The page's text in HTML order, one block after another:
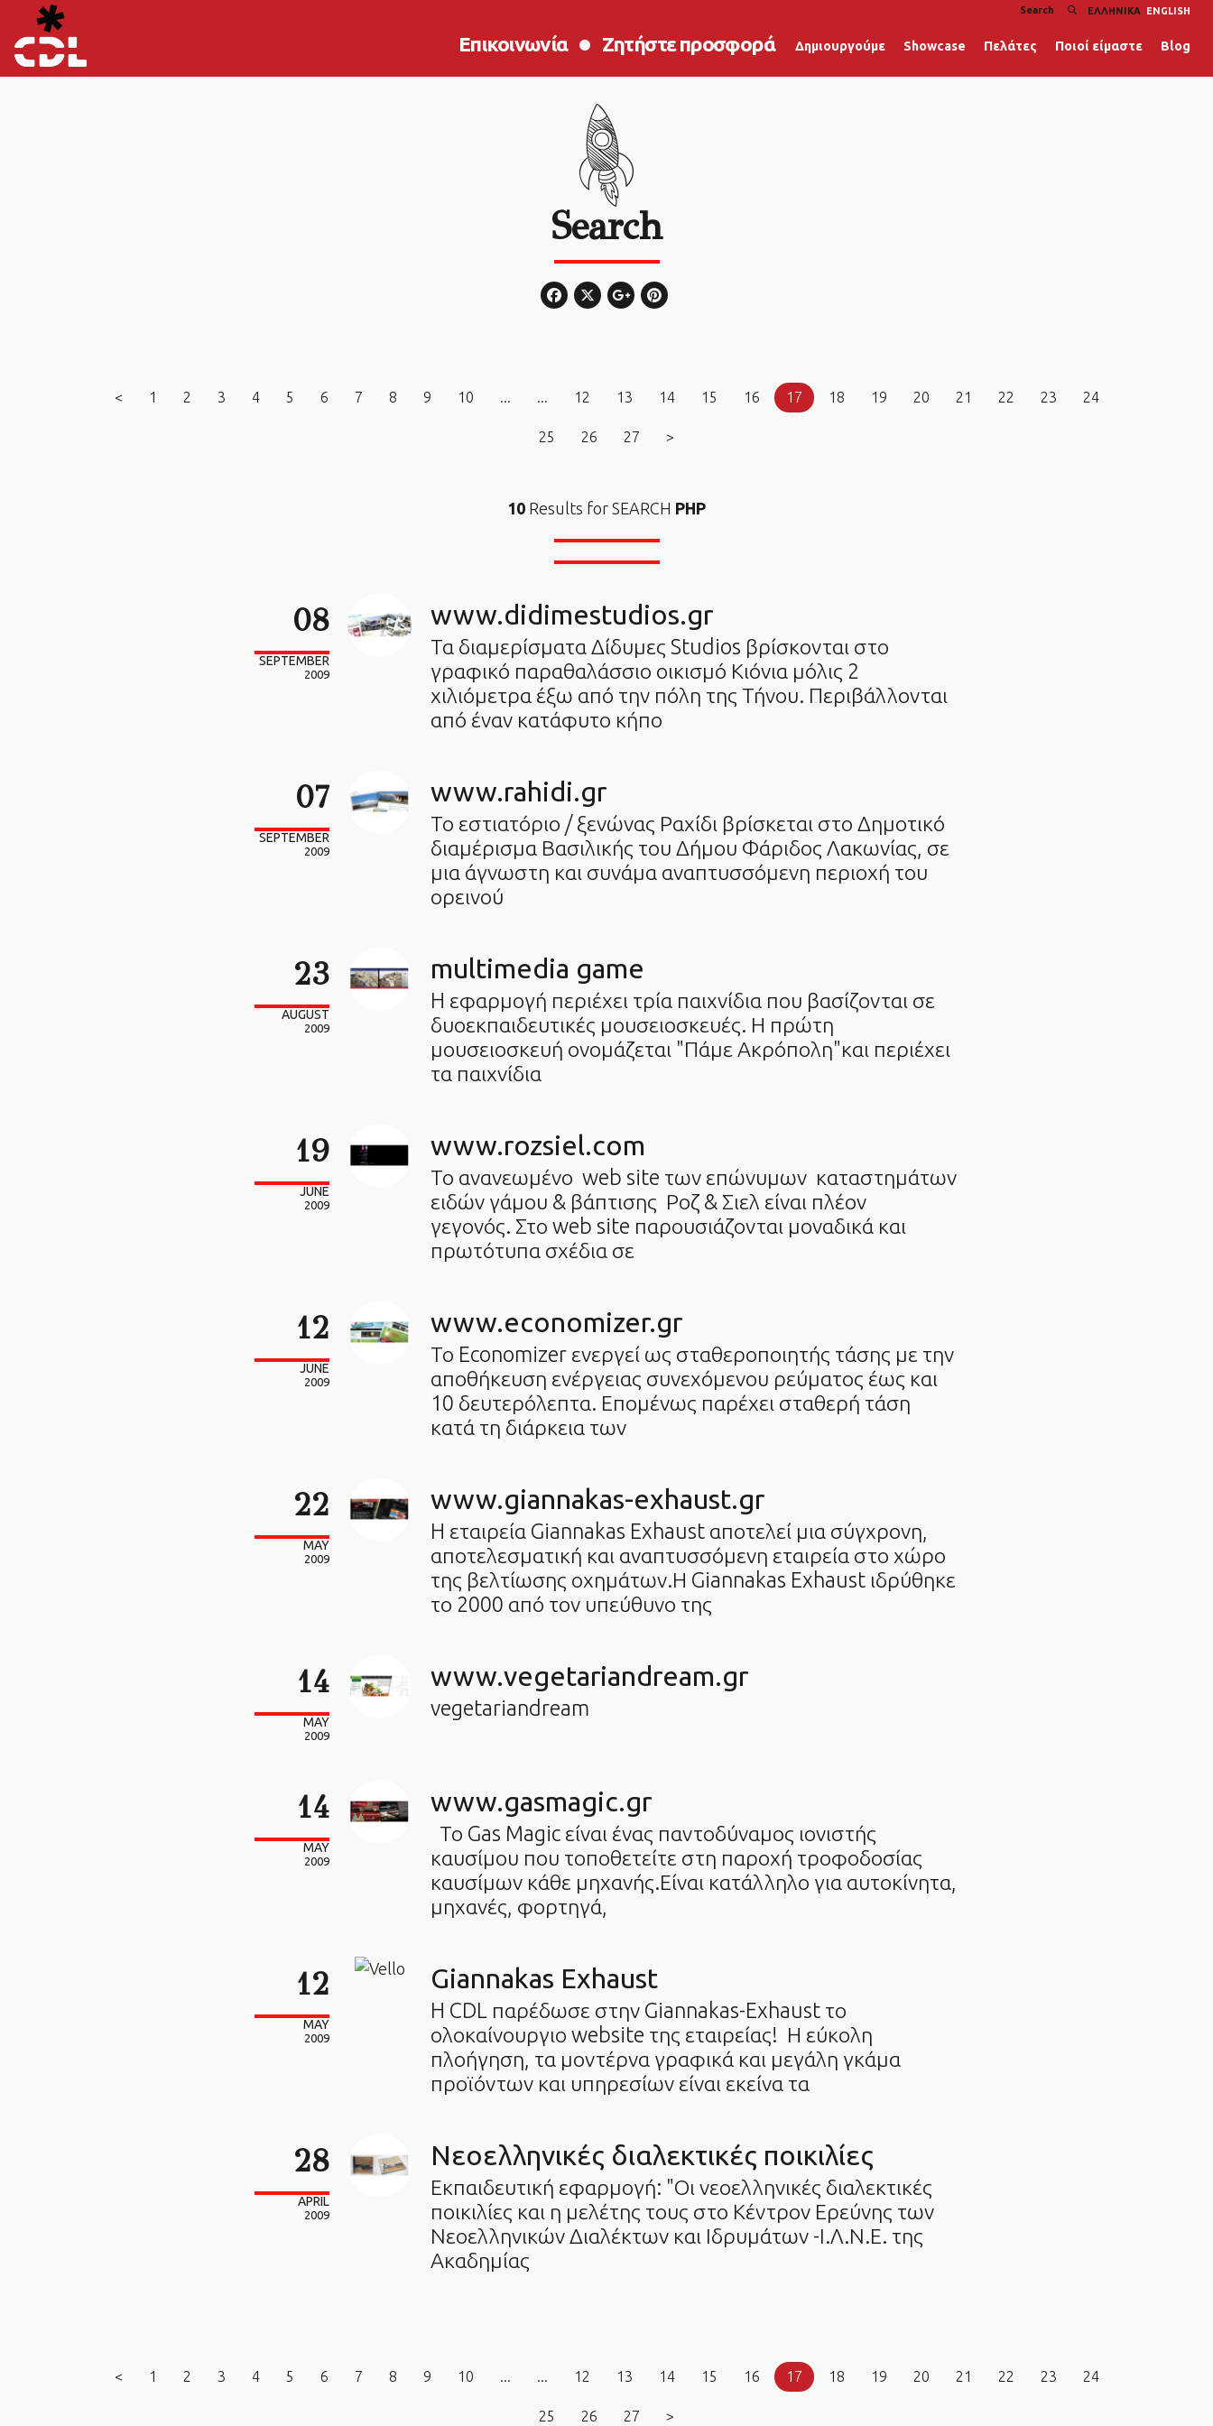
ΕΛΛΗΝΙΚΆ ENGLISH
Επικοινωνία Ζητήστε προσφορά Δημιουργούμε Showcase Πελάτες Ποιοί είμαστε Blog
Search
< 1 2 3 4 5 6 7 8 9 10 ... ... 12 13 14 15 16 17 18 19 20 21 22 23 24
25 26 27 >
10 Results for SEARCH PHP
08
SEPTEMBER
2009
www.didimestudios.gr
Τα διαμερίσματα Δίδυμες Studios βρίσκονται στο
γραφικό παραθαλάσσιο οικισμό Κιόνια μόλις 2
χιλιόμετρα έξω από την πόλη της Τήνου. Περιβάλλονται
από έναν κατάφυτο κήπο
07
SEPTEMBER
2009
www.rahidi.gr
Το εστιατόριο / ξενώνας Ραχίδι βρίσκεται στο Δημοτικό
διαμέρισμα Βασιλικής του Δήμου Φάριδος Λακωνίας, σε
μια άγνωστη και συνάμα αναπτυσσόμενη περιοχή του
ορεινού
23
AUGUST
2009
multimedia game
H εφαρμογή περιέχει τρία παιχνίδια που βασίζονται σε
δυοεκπαιδευτικές μουσειοσκευές. Η πρώτη
μουσειοσκευή ονομάζεται "Πάμε Ακρόπολη"και περιέχει
τα παιχνίδια
19
JUNE
2009
www.rozsiel.com
Το ανανεωμένο web site των επώνυμων καταστημάτων
ειδών γάμου & βάπτισης Ροζ & Σιελ είναι πλέον
γεγονός. Στο web site παρουσιάζονται μοναδικά και
πρωτότυπα σχέδια σε
12
JUNE
2009
www.economizer.gr
Το Economizer ενεργεί ως σταθεροποιητής τάσης με την
αποθήκευση ενέργειας συνεχόμενου ρεύματος έως και
10 δευτερόλεπτα. Επομένως παρέχει σταθερή τάση
κατά τη διάρκεια των
22
MAY
2009
www.giannakas-exhaust.gr
H εταιρεία Giannakas Exhaust αποτελεί μια σύγχρονη,
αποτελεσματική και αναπτυσσόμενη εταιρεία στο χώρο
της βελτίωσης οχημάτων.Η Giannakas Exhaust ιδρύθηκε
το 2000 από τον υπεύθυνο της
14
MAY
2009
www.vegetariandream.gr
vegetariandream
14
MAY
2009
www.gasmagic.gr
Το Gas Magic είναι ένας παντοδύναμος ιονιστής
καυσίμου που τοποθετείτε στη παροχή τροφοδοσίας
καυσίμων κάθε μηχανής.Είναι κατάλληλο για αυτοκίνητα,
μηχανές, φορτηγά,
12
MAY
2009
Giannakas Exhaust
H CDL παρέδωσε στην Giannakas-Exhaust το
ολοκαίνουργιο website της εταιρείας! Η εύκολη
πλοήγηση, τα μοντέρνα γραφικά και μεγάλη γκάμα
προϊόντων και υπηρεσίων είναι εκείνα τα
28
APRIL
2009
Νεοελληνικές διαλεκτικές ποικιλίες
Εκπαιδευτική εφαρμογή: "Οι νεοελληνικές διαλεκτικές
ποικιλίες και η μελέτης τους στο Κέντρον Ερεύνης των
Νεοελληνικών Διαλέκτων και Ιδρυμάτων -Ι.Λ.Ν.Ε. της
Ακαδημίας
< 1 2 3 4 5 6 7 8 9 10 ... ... 12 13 14 15 16 17 18 19 20 21 22 23 24
25 26 27 >